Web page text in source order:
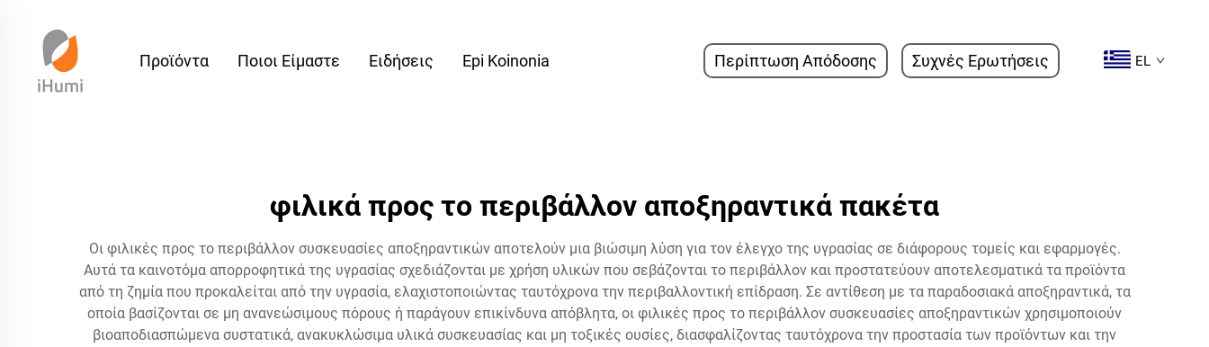
Προϊόντα Ποιοι Είμαστε Ειδήσεις Epi Koinonia Περίπτωση Απόδοσης Συχνές Ερωτήσεις EL
φιλικά προς το περιβάλλον αποξηραντικά πακέτα
Οι φιλικές προς το περιβάλλον συσκευασίες αποξηραντικών αποτελούν μια βιώσιμη λύση για τον έλεγχο της υγρασίας σε διάφορους τομείς και εφαρμογές.
Αυτά τα καινοτόμα απορροφητικά της υγρασίας σχεδιάζονται με χρήση υλικών που σεβάζονται το περιβάλλον και προστατεύουν αποτελεσματικά τα προϊόντα
από τη ζημία που προκαλείται από την υγρασία, ελαχιστοποιώντας ταυτόχρονα την περιβαλλοντική επίδραση. Σε αντίθεση με τα παραδοσιακά αποξηραντικά, τα
οποία βασίζονται σε μη ανανεώσιμους πόρους ή παράγουν επικίνδυνα απόβλητα, οι φιλικές προς το περιβάλλον συσκευασίες αποξηραντικών χρησιμοποιούν
βιοαποδιασπώμενα συστατικά, ανακυκλώσιμα υλικά συσκευασίας και μη τοξικές ουσίες, διασφαλίζοντας ταυτόχρονα την προστασία των προϊόντων και την